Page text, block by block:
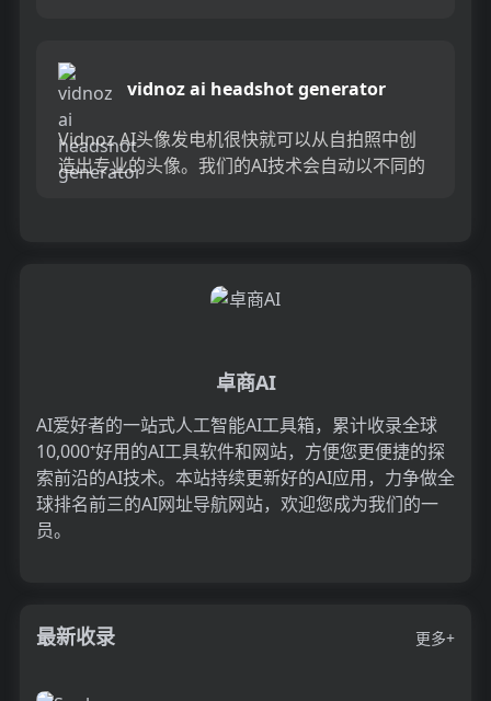
vidnoz ai headshot generator
Vidnoz AI头像发电机很快就可以从自拍照中创
造出专业的头像。我们的AI技术会自动以不同的
卓商AI
AI爱好者的一站式人工智能AI工具箱，累计收录全球
10,000⁺好用的AI工具软件和网站，方便您更便捷的探
索前沿的AI技术。本站持续更新好的AI应用，力争做全
球排名前三的AI网址导航网站，欢迎您成为我们的一
员。
最新收录 更多+